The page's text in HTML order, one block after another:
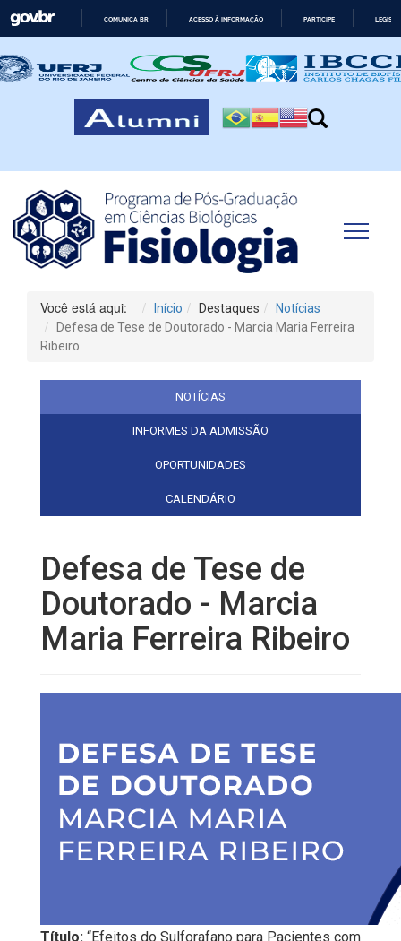
PARA
O
CONTEÚDO
COMUNICA BR ACESSO À INFORMAÇÃO PARTICIPE
Você está aqui: Início Destaques
Notícias
Defesa de Tese de Doutorado - Marcia Maria Ferreira
Ribeiro
NOTÍCIAS
INFORMES DA ADMISSÃO
OPORTUNIDADES
CALENDÁRIO
Defesa de Tese de
Doutorado - Marcia
Maria Ferreira Ribeiro
Título: “Efeitos do Sulforafano para Pacientes com